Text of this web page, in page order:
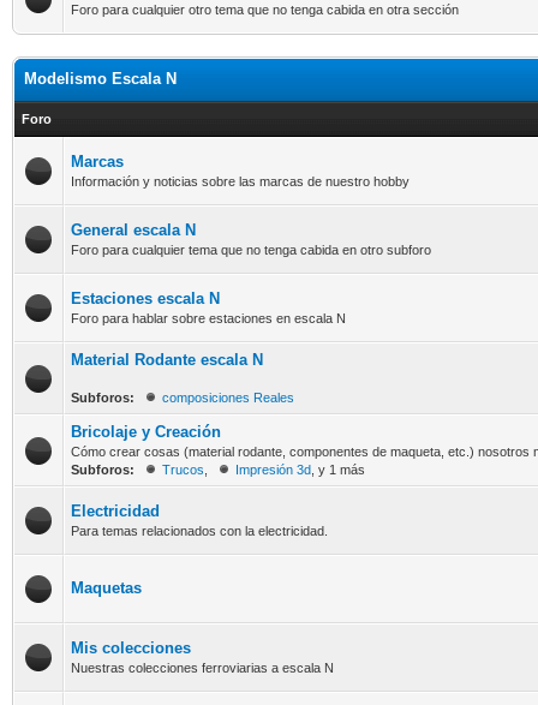
Foro para cualquier otro tema que no tenga cabida en otra sección
Modelismo Escala N
Foro
Marcas
Información y noticias sobre las marcas de nuestro hobby
General escala N
Foro para cualquier tema que no tenga cabida en otro subforo
Estaciones escala N
Foro para hablar sobre estaciones en escala N
Material Rodante escala N
Subforos: composiciones Reales
Bricolaje y Creación
Cómo crear cosas (material rodante, componentes de maqueta, etc.) nosotros
Subforos:
Trucos Impresión 3d , y 1 más
Electricidad
Para temas relacionados con la electricidad.
Maquetas
Mis colecciones
Nuestras colecciones ferroviarias a escala N